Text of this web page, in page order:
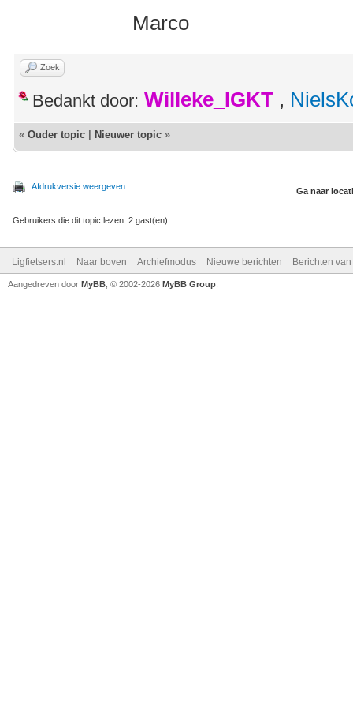
Marco
Zoek
Bedankt door: Willeke_IGKT ,
« Ouder topic Nieuwer topic »
Afdrukversie weergeven Ga naar
Gebruikers die dit topic lezen: 2 gast(en)
Ligfietsers.nl Naar boven Archiefmodus Nieuwe berichten Berichten
Aangedreven door MyBB , © 2002-2026 MyBB Group